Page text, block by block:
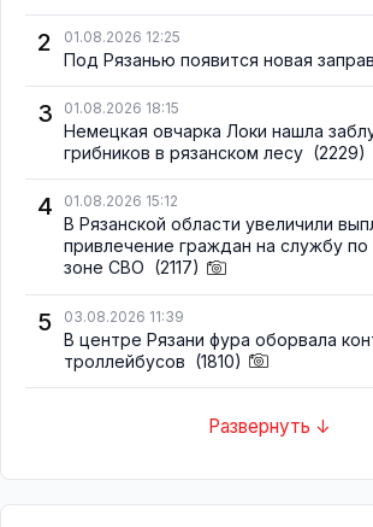
2 01.08.2026 12:25
Под Рязанью появится новая
3 01.08.2026 18:15
Немецкая овчарка Локи нашла
грибников в рязанском лесу (2229)
4 01.08.2026 15:12
В Рязанской области увеличили
привлечение граждан на службу по
зоне СВО (2117)
5 03.08.2026 11:39
В центре Рязани фура оборвала
троллейбусов (1810)
Развернуть ↓